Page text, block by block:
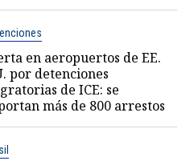
en aeropuertos de EE.
por detenciones
de ICE: se
más de 800 arrestos